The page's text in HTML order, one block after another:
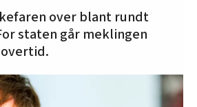
over blant rundt
staten går meklingen